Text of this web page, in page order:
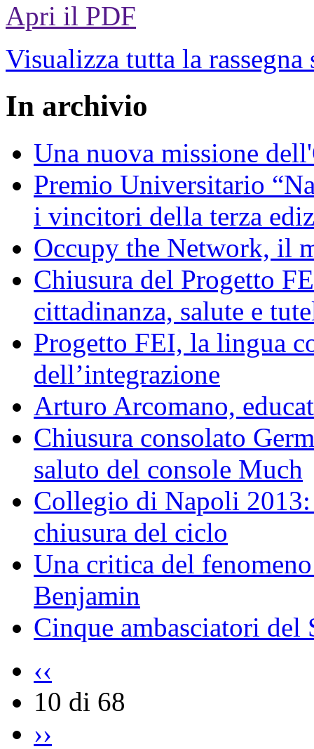
Apri il PDF
Visualizza tutta la rassegna
In archivio
Una nuova missione
Premio Universitario
i vincitori della terza
Occupy the Network, il
Chiusura del Progetto
cittadinanza, salute e
Progetto FEI, la lingua
dell’integrazione
Arturo Arcomano,
Chiusura consolato
saluto del console Much
Collegio di Napoli
chiusura del ciclo
Una critica del
Benjamin
Cinque ambasciatori del
‹‹
10 di 68
››